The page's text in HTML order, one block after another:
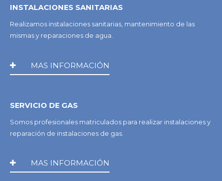
INSTALACIONES SANITARIAS
Realizamos instalaciones sanitarias, mantenimiento de las
mismas y reparaciones de agua.
MAS INFORMACIÓN
SERVICIO DE GAS
Somos profesionales matriculados para realizar instalaciones y
reparación de instalaciones de gas.
MAS INFORMACIÓN